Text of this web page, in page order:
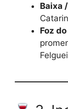
Baixa
Foz